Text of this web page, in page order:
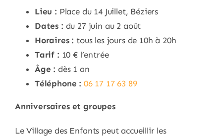
Lieu : Place du 14 Juillet, Béziers
Dates : du 27 juin au 2 août
Horaires : tous les jours de 10h à 20h
Tarif : 10 € l’entrée
Âge : dès 1 an
Téléphone : 06 17 17 63 89
Anniversaires et groupes
Le Village des Enfants peut accueillir les